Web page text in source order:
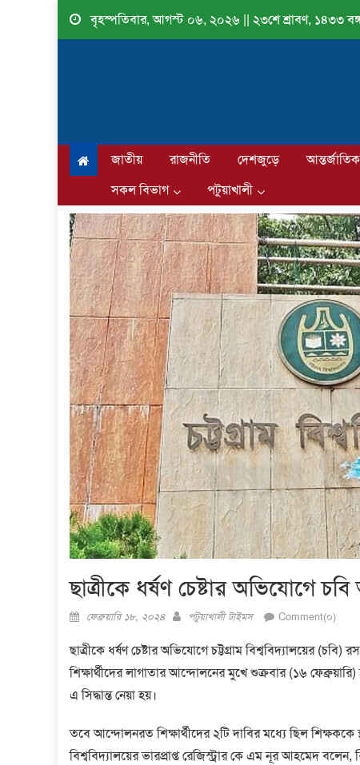
Skip
বৃহস্পতিবার, আগস্ট ০৬, ২০২৬ || ২৩শে শ্রাবণ, ১৪৩৩
জাতীয় রাজনীতি দেশজুড়ে আন্তর্জাতিক
সকল বিভাগ
পটুয়াখালী
ছাত্রীকে ধর্ষণ চেষ্টার অভিযোগে
Posted
ফেব্রুয়ারি ১৮, ২০২৪ Author
পটুয়াখালী টাইমস Comment(০)
ছাত্রীকে ধর্ষণ চেষ্টার অভিযোগে চট্টগ্রাম বিশ্ববিদ্যালয়ের
শিক্ষার্থীদের লাগাতার আন্দোলনের মুখে শুক্রবার (১৬
এ সিদ্ধান্ত নেয়া হয়।
তবে আন্দোলনরত শিক্ষার্থীদের ২টি দাবির মধ্যে ছিল শিক্ষককে
বিশ্ববিদ্যালয়ের ভারপ্রাপ্ত রেজিস্ট্রার কে এম নূর আহমেদ বলেন,